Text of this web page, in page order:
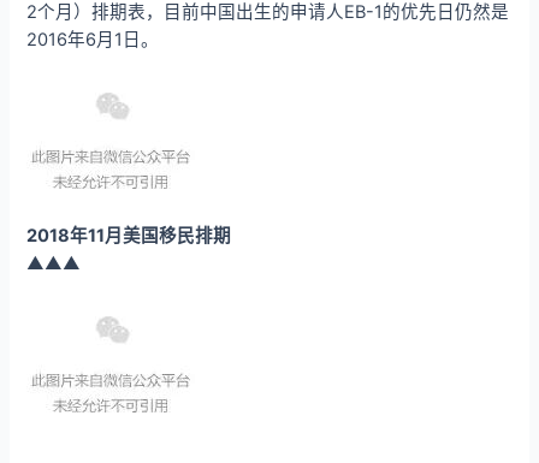
2个月）排期表，目前中国出生的申请人EB-1的优先日仍然是
2016年6月1日。
2018年11月美国移民排期
▲▲▲